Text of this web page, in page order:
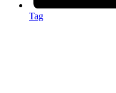
Tag